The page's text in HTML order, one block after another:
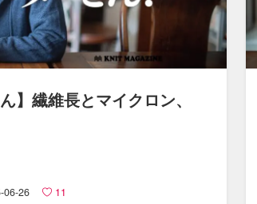
】繊維長と​マイクロン、​
06-26 11